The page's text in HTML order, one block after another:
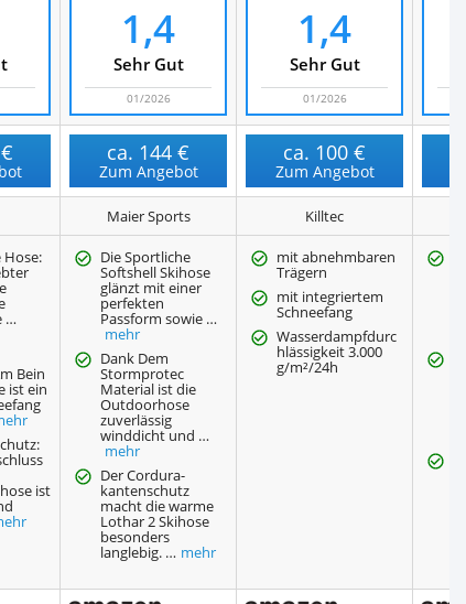
1,4
Sehr Gut
01/2026
1,4
Sehr Gut
01/2026
ca. 144 €
Zum Angebot
ca. 100 €
Zum Angebot
Maier Sports Killtec
…
Bein
ist ein
ist
Die Sportliche
Softshell Skihose
glänzt mit einer
perfekten
Passform sowie …
mehr
Dank Dem
Stormprotec
Material ist die
Outdoorhose
zuverlässig
winddicht und …
mehr
Der Cordura-
kantenschutz
macht die warme
Lothar 2 Skihose
besonders
langlebig. … mehr
mit abnehmbaren
Trägern
mit integriertem
Schneefang
Wasserdampfdurc
hlässigkeit 3.000
g/m²/24h